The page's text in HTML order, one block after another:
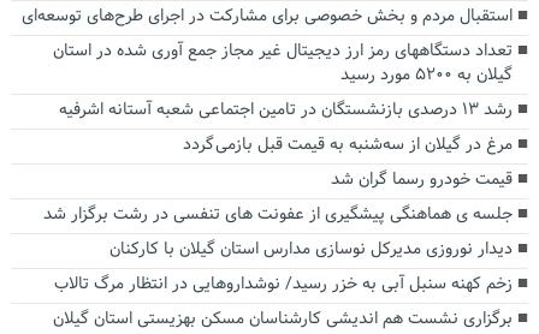
استقبال مردم و بخش خصوصی برای مشارکت در اجرای طرح‌های توسعه‌ای
تعداد دستگاههای رمز ارز دیجیتال غیر مجاز جمع آوری شده در استان
گیلان به ۵۲۰۰ مورد رسید
رشد ۱۳ درصدی بازنشستگان در تامین اجتماعی شعبه آستانه اشرفیه
مرغ در گیلان از سه‌شنبه به قیمت قبل بازمی گردد
قیمت خودرو رسما گران شد
جلسه ی هماهنگی پیشگیری از عفونت های تنفسی در رشت برگزار شد
دیدار نوروزی مدیرکل نوسازی مدارس استان گیلان با کارکنان
زخم کهنه سنبل آبی به خزر رسید/ نوشداروهایی در انتظار مرگ تالاب
برگزاری نشست هم اندیشی کارشناسان مسکن بهزیستی استان گیلان